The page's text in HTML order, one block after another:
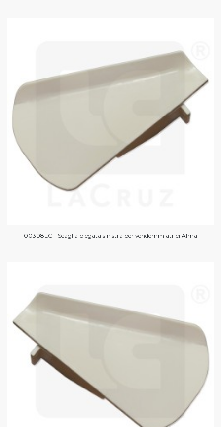
00308LC - Scaglia piegata sinistra per vendemmiatrici Alma